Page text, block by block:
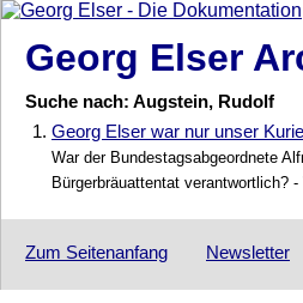
Georg Elser
Suche nach: Augstein, Rudolf
1. Georg Elser war nur unser
War der Bundestagsabgeordnete
Bürgerbräuattentat verantwortlich?
Zum Seitenanfang Newsletter